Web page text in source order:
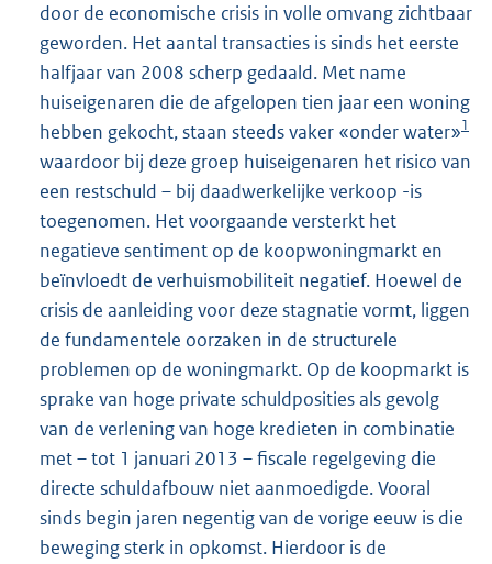
door de economische crisis in volle omvang zichtbaar
geworden. Het aantal transacties is sinds het eerste
halfjaar van 2008 scherp gedaald. Met name
huiseigenaren die de afgelopen tien jaar een woning
hebben gekocht, staan steeds vaker «onder water»1
waardoor bij deze groep huiseigenaren het risico van
een restschuld – bij daadwerkelijke verkoop -is
toegenomen. Het voorgaande versterkt het
negatieve sentiment op de koopwoningmarkt en
beïnvloedt de verhuismobiliteit negatief. Hoewel de
crisis de aanleiding voor deze stagnatie vormt, liggen
de fundamentele oorzaken in de structurele
problemen op de woningmarkt. Op de koopmarkt is
sprake van hoge private schuldposities als gevolg
van de verlening van hoge kredieten in combinatie
met – tot 1 januari 2013 – fiscale regelgeving die
directe schuldafbouw niet aanmoedigde. Vooral
sinds begin jaren negentig van de vorige eeuw is die
beweging sterk in opkomst. Hierdoor is de